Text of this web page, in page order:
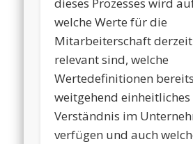
welche Werte für die
Mitarbeiterschaft
relevant sind, welche
Wertedefinitionen
weitgehend einheitliches
Verständnis im
verfügen und auch